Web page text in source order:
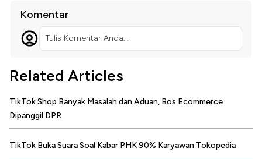
Komentar
Tulis Komentar Anda...
Related Articles
TikTok Shop Banyak Masalah dan Aduan, Bos Ecommerce
Dipanggil DPR
TikTok Buka Suara Soal Kabar PHK 90% Karyawan Tokopedia